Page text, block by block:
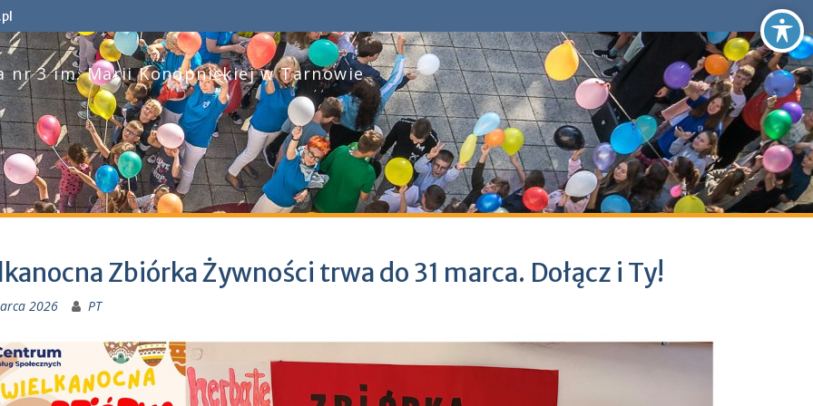
nr 3 im. Marii Konopnickiej w Tarnowie
Zbiórka Żywności trwa do 31 marca. Dołącz i Ty!
2026 PT